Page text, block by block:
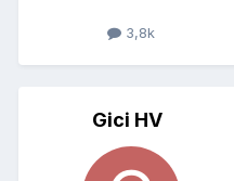
3,8k
Gici HV